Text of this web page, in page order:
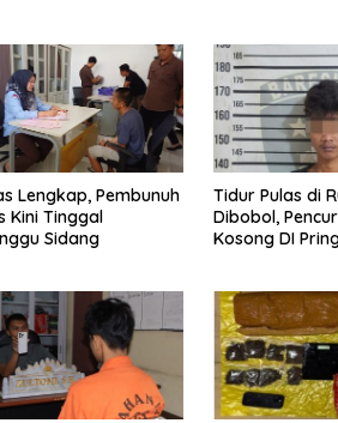
Lengkap, Pembunuh
Kini Tinggal
Sidang
Tidur Pulas di
Dibobol,
Kosong DI